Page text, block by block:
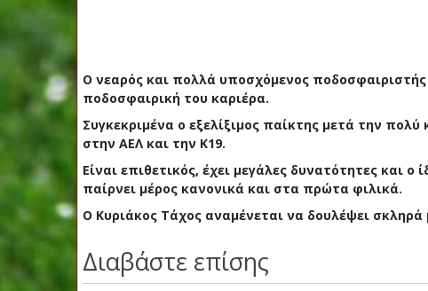
Ο νεαρός και πολλά υποσχόμενος
ποδοσφαιρική του καριέρα.
Συγκεκριμένα ο εξελίξιμος παίκτης μετά την
στην ΑΕΛ και την Κ19.
Είναι επιθετικός, έχει μεγάλες δυνατότητες και
παίρνει μέρος κανονικά και στα πρώτα φιλικά.
Ο Κυριάκος Τάχος αναμένεται να δουλέψει
Διαβάστε επίσης